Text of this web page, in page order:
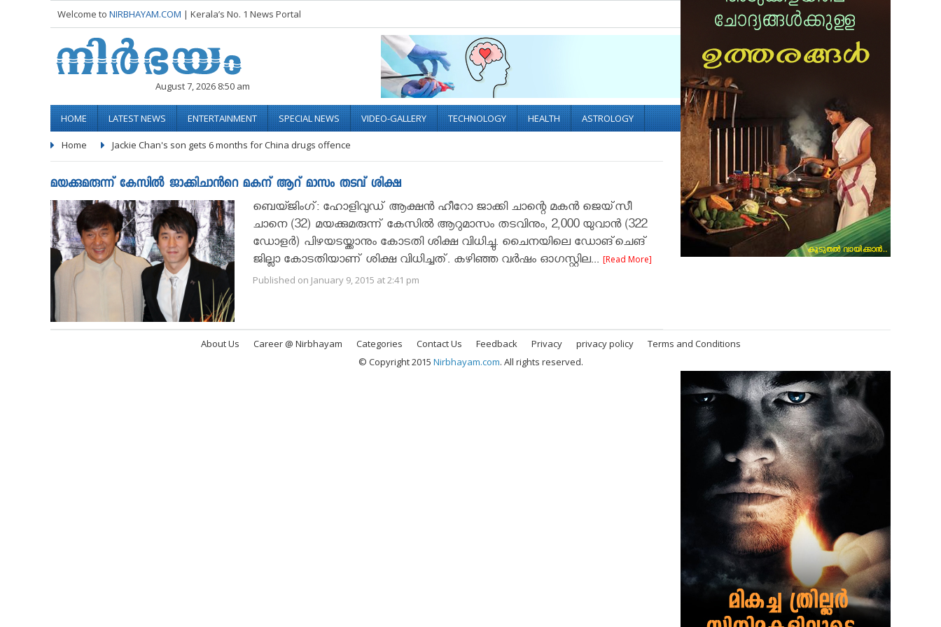
Welcome to NIRBHAYAM.COM | Kerala’s No. 1 News Portal Socialize with us
August 7, 2026 8:50 am
HOME LATEST NEWS ENTERTAINMENT SPECIAL NEWS VIDEO-GALLERY TECHNOLOGY HEALTH ASTROLOGY
Home Jackie Chan's son gets 6 months for China drugs offence
മയക്കുമരുന്ന് കേസില്‍ ജാക്കിചാൻറെ മകന് ആറ് മാസം തടവ് ശിക്ഷ
ബെയ്ജിംഗ്: ഹോളിവുഡ് ആക്ഷന്‍ ഹീറോ ജാക്കി ചാന്റെ മകന്‍ ജെയ്‌സീ
ചാനെ (32) മയക്കുമരുന്ന് കേസില്‍ ആറുമാസം തടവിനും, 2,000 യുവാന്‍ (322
ഡോളര്‍) പിഴയടയ്ക്കാനും കോടതി ശിക്ഷ വിധിച്ചു. ചൈനയിലെ ഡോങ്‌ചെങ്
ജില്ലാ കോടതിയാണ് ശിക്ഷ വിധിച്ചത്. കഴിഞ്ഞ വര്‍ഷം ഓഗസ്റ്റില... [Read More]
Published on January 9, 2015 at 2:41 pm
About Us Career @ Nirbhayam Categories Contact Us Feedback Privacy privacy policy
Terms and Conditions
© Copyright 2015 Nirbhayam.com. All rights reserved.